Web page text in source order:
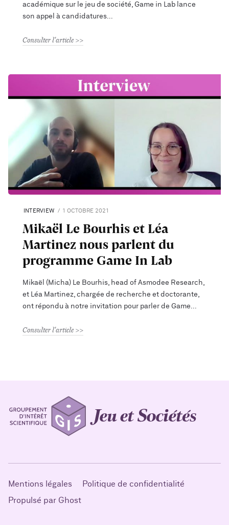
académique sur le jeu de société, Game in Lab lance
son appel à candidatures
Consulter l'article
INTERVIEW 1 OCTOBRE 2021
Mikaël Le Bourhis et Léa
Martinez nous parlent du
programme Game In Lab
Mikaël (Micha) Le Bourhis, head of Asmodee Research,
et Léa Martinez, chargée de recherche et doctorante,
ont répondu à notre invitation pour parler de Game
Consulter l'article
Mentions légales
Politique de confidentialité
Propulsé par Ghost